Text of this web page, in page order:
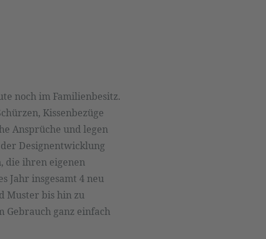
noch im Familienbesitz.
Kissenbezüge
Ansprüche und legen
Designentwicklung
die ihren eigenen
Jahr insgesamt 4 neu
Muster bis hin zu
Gebrauch ganz einfach